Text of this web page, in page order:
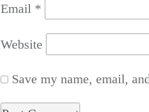
Email *
Website
Save my name, email,